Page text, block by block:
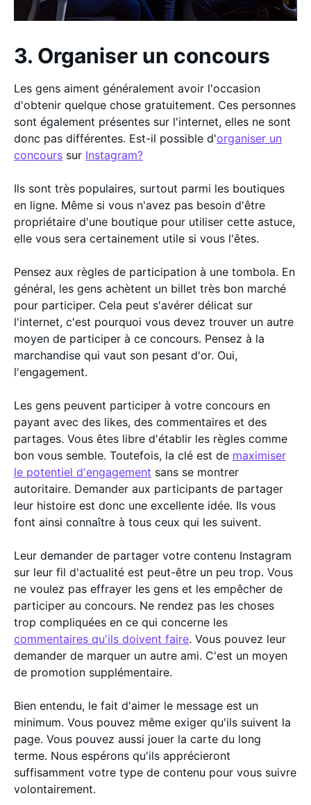
3. Organiser un concours
Les gens aiment généralement avoir l'occasion
d'obtenir quelque chose gratuitement. Ces personnes
sont également présentes sur l'internet, elles ne sont
donc pas différentes. Est-il possible d'organiser un
concours sur Instagram?
Ils sont très populaires, surtout parmi les boutiques
en ligne. Même si vous n'avez pas besoin d'être
propriétaire d'une boutique pour utiliser cette astuce,
elle vous sera certainement utile si vous l'êtes.
Pensez aux règles de participation à une tombola. En
général, les gens achètent un billet très bon marché
pour participer. Cela peut s'avérer délicat sur
l'internet, c'est pourquoi vous devez trouver un autre
moyen de participer à ce concours. Pensez à la
marchandise qui vaut son pesant d'or. Oui,
l'engagement.
Les gens peuvent participer à votre concours en
payant avec des likes, des commentaires et des
partages. Vous êtes libre d'établir les règles comme
bon vous semble. Toutefois, la clé est de maximiser
le potentiel d'engagement sans se montrer
autoritaire. Demander aux participants de partager
leur histoire est donc une excellente idée. Ils vous
font ainsi connaître à tous ceux qui les suivent.
Leur demander de partager votre contenu Instagram
sur leur fil d'actualité est peut-être un peu trop. Vous
ne voulez pas effrayer les gens et les empêcher de
participer au concours. Ne rendez pas les choses
trop compliquées en ce qui concerne les
commentaires qu'ils doivent faire. Vous pouvez leur
demander de marquer un autre ami. C'est un moyen
de promotion supplémentaire.
Bien entendu, le fait d'aimer le message est un
minimum. Vous pouvez même exiger qu'ils suivent la
page. Vous pouvez aussi jouer la carte du long
terme. Nous espérons qu'ils apprécieront
suffisamment votre type de contenu pour vous suivre
volontairement.